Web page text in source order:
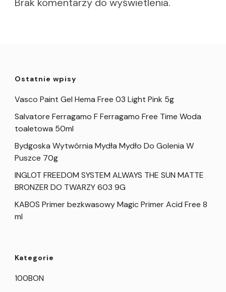
Brak komentarzy do wyświetlenia.
Ostatnie wpisy
Vasco Paint Gel Hema Free 03 Light Pink 5g
Salvatore Ferragamo F Ferragamo Free Time Woda
toaletowa 50ml
Bydgoska Wytwórnia Mydła Mydło Do Golenia W
Puszce 70g
INGLOT FREEDOM SYSTEM ALWAYS THE SUN MATTE
BRONZER DO TWARZY 603 9G
KABOS Primer bezkwasowy Magic Primer Acid Free 8
ml
Kategorie
100BON